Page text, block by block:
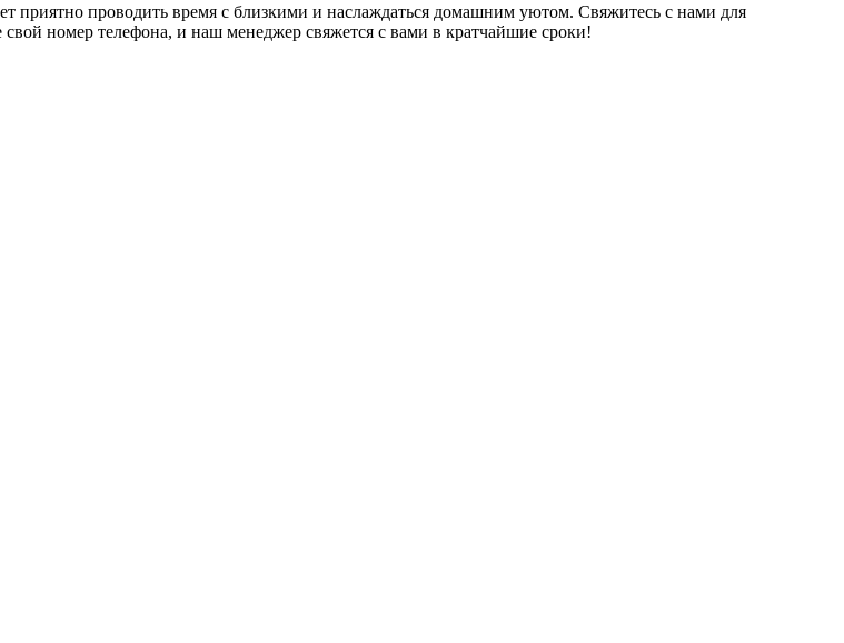
приятно проводить время с близкими и наслаждаться домашним уютом. Свяжитесь с нами для
номер телефона, и наш менеджер свяжется с вами в кратчайшие сроки!